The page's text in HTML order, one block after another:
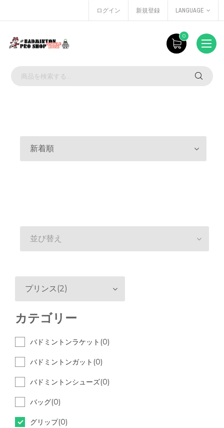
ログイン 新規登録 LANGUAGE
0
新着順
並び替え
プリンス(2)
カテゴリー
バドミントンラケット(0)
バドミントンガット(0)
バドミントンシューズ(0)
バッグ(0)
グリップ(0)